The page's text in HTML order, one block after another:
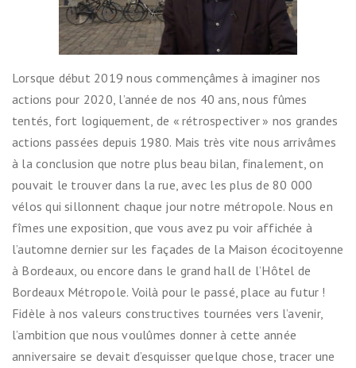
Lorsque début 2019 nous commençâmes à imaginer nos
actions pour 2020, l’année de nos 40 ans, nous fûmes
tentés, fort logiquement, de « rétrospectiver » nos grandes
actions passées depuis 1980. Mais très vite nous arrivâmes
à la conclusion que notre plus beau bilan, finalement, on
pouvait le trouver dans la rue, avec les plus de 80 000
vélos qui sillonnent chaque jour notre métropole. Nous en
fîmes une exposition, que vous avez pu voir affichée à
l’automne dernier sur les façades de la Maison écocitoyenne
à Bordeaux, ou encore dans le grand hall de l’Hôtel de
Bordeaux Métropole. Voilà pour le passé, place au futur !
Fidèle à nos valeurs constructives tournées vers l’avenir,
l’ambition que nous voulûmes donner à cette année
anniversaire se devait d’esquisser quelque chose, tracer une